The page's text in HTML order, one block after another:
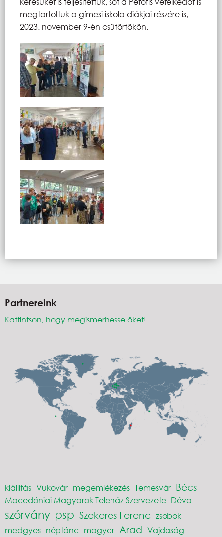
megtartottuk a gímesi iskola diákjai részére is,
2023. november 9-én csütörtökön.
Partnereink
Kattintson, hogy megismerhesse őket!
kiállítás Vukovár megemlékezés Temesvár Bécs
Macedóniai Magyarok Teleház Szervezete Déva
szórvány psp Szekeres Ferenc zsobok
medgyes néptánc magyar Arad Vajdaság